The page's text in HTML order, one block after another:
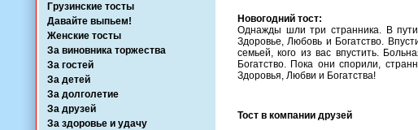
Грузинские тосты
Давайте выпьем!
Женские тосты
За виновника торжества
За гостей
За детей
За долголетие
За друзей
За здоровье и удачу
Новогодний тост:
Однажды шли три странника. В
Здоровье, Любовь и Богатство.
семьей, кого из вас впустить.
Богатство. Пока они спорили,
Здоровья, Любви и Богатства!
Тост в компании друзей